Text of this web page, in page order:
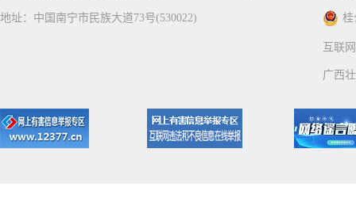
地址：中国南宁市民族大道73号(530022) 桂
互联
广西